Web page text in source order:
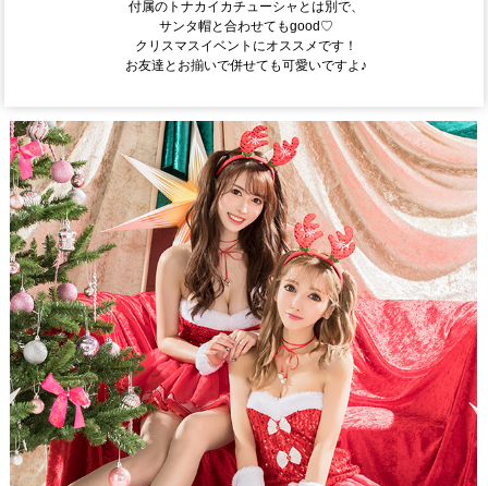
付属のトナカイカチューシャとは別で、
サンタ帽と合わせてもgood♡
クリスマスイベントにオススメです！
お友達とお揃いで併せても可愛いですよ♪